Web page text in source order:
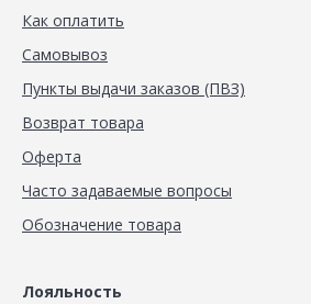
Как оплатить
Самовывоз
Пункты выдачи заказов (ПВЗ)
Возврат товара
Оферта
Часто задаваемые вопросы
Обозначение товара
Лояльность